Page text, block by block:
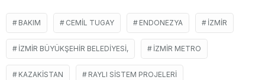
BAKIM CEMIL TUGAY ENDONEZYA İZMIR
İZMIR BÜYÜKŞEHIR BELEDIYESI, IZMIR METRO
KAZAKISTAN RAYLI SISTEM PROJELERI